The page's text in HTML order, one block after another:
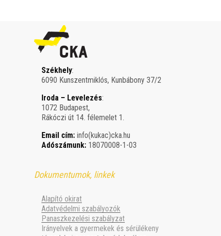
Székhely:
6090 Kunszentmiklós, Kunbábony 37/2
Iroda – Levelezés:
1072 Budapest,
Rákóczi út 14. félemelet 1.
Email cím: info(kukac)cka.hu
Adószámunk: 18070008-1-03
Dokumentumok, linkek
Alapító okirat
Adatvédelmi szabályozók
Panaszkezelési szabályzat
Irányelvek a gyermekek és sérülékeny